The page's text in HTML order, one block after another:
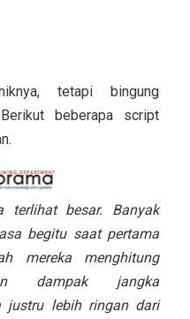
tetapi bingung
beberapa script
terlihat besar. Banyak
begitu saat pertama
mereka menghitung
dampak jangka
justru lebih ringan dari